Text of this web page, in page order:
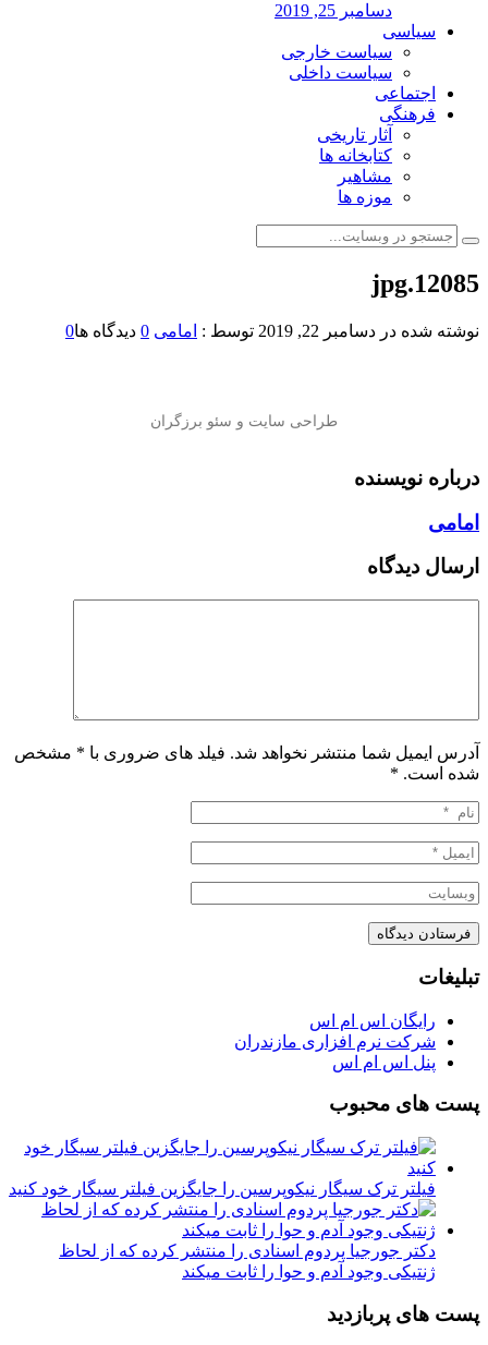
دسامبر 25, 2019
سیاسی
سیاست خارجی
سیاست داخلی
اجتماعی
فرهنگی
آثار تاریخی
کتابخانه ها
مشاهیر
موزه ها
12085.jpg
نوشته شده در دسامبر 22, 2019 توسط : امامی 0 دیدگاه ها0
درباره نویسنده
امامی
ارسال دیدگاه
آدرس ایمیل شما منتشر نخواهد شد. فیلد های ضروری با * مشخص
شده است. *
تبلیغات
رایگان اس ام اس
شرکت نرم افزاری مازندران
پنل اس ام اس
پست های محبوب
فیلتر ترک سیگار نیکوپرسین را جایگزین فیلتر سیگار خود کنید
دکتر جورجیا پردوم اسنادی را منتشر کرده که از لحاظ
ژنتیکی وجود آدم و حوا را ثابت میکند
پست های پربازدید